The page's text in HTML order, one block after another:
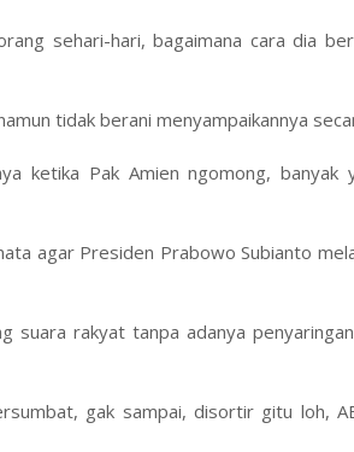
sehari-hari, bagaimana cara dia
tidak berani menyampaikannya
ketika Pak Amien ngomong, banyak
agar Presiden Prabowo Subianto
suara rakyat tanpa adanya
gak sampai, disortir gitu loh,